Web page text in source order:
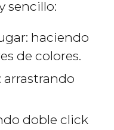
sencillo:
haciendo
de colores.
arrastrando
doble click